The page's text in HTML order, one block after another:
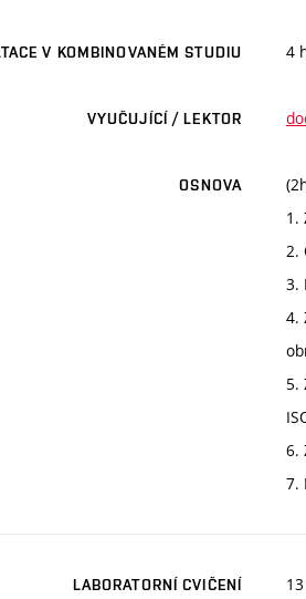
V KOMBINOVANÉM STUDIU 4
VYUČUJÍCÍ / LEKTOR
OSNOVA
1.
2.
3.
4.
5.
6.
7.
LABORATORNÍ CVIČENÍ